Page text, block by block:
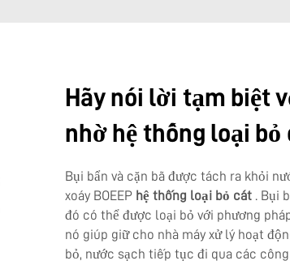
Hãy nói lời tạm biệt
nhờ hệ thống loại bỏ
Bụi bẩn và cặn bã được tách ra khỏi
xoáy BOEEP hệ thống loại bỏ cát . Bụi
đó có thể được loại bỏ với phương
nó giúp giữ cho nhà máy xử lý hoạt
bỏ, nước sạch tiếp tục đi qua các